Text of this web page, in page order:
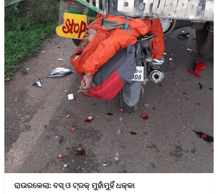
ରାଉରକେଲା: ବସ୍ ଓ ଟ୍ରକ୍ ମୁହାଁମୁହିଁ ଧକ୍କା